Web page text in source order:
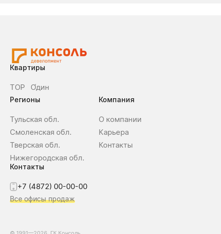
Квартиры
ТОР О́дин
Регионы
Тульская обл.
Смоленская обл.
Тверская обл.
Нижегородская обл.
Компания
О компании
Карьера
Контакты
Контакты
+7 (4872) 00-00-00
Все офисы продаж